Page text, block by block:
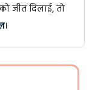
जीत दिलाई, तो
।